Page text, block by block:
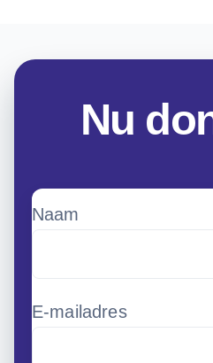
Nu
Naam
E-mailadres